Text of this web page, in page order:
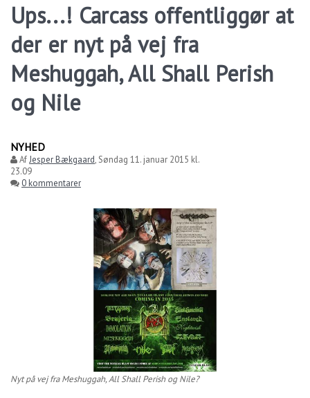
Ups...! Carcass offentliggør at
der er nyt på vej fra
Meshuggah, All Shall Perish
og Nile
NYHED
AfJesper Bækgaard,Søndag 11. januar 2015 kl.
23.09
0 kommentarer
Nyt på vej fra Meshuggah, All Shall Perish og Nile?